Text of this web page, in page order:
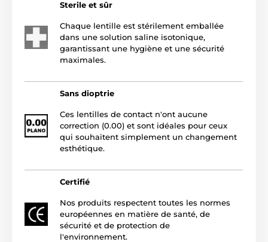
Sterile et sûr
Chaque lentille est stérilement emballée
dans une solution saline isotonique,
garantissant une hygiène et une sécurité
maximales.
Sans dioptrie
Ces lentilles de contact n'ont aucune
correction (0.00) et sont idéales pour ceux
qui souhaitent simplement un changement
esthétique.
Certifié
Nos produits respectent toutes les normes
européennes en matière de santé, de
sécurité et de protection de
l'environnement.